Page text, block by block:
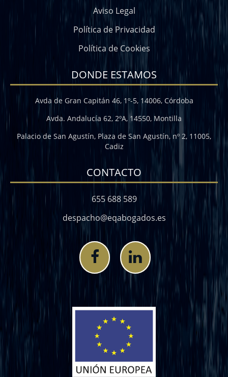
Aviso Legal
Política de Privacidad
Política de Cookies
DONDE ESTAMOS
Avda de Gran Capitán 46, 1º-5, 14006, Córdoba
Avda. Andalucía 62, 2ºA, 14550, Montilla
Palacio de San Agustín, Plaza de San Agustín, nº 2, 11005,
Cadiz
CONTACTO
655 688 589
despacho@eqabogados.es